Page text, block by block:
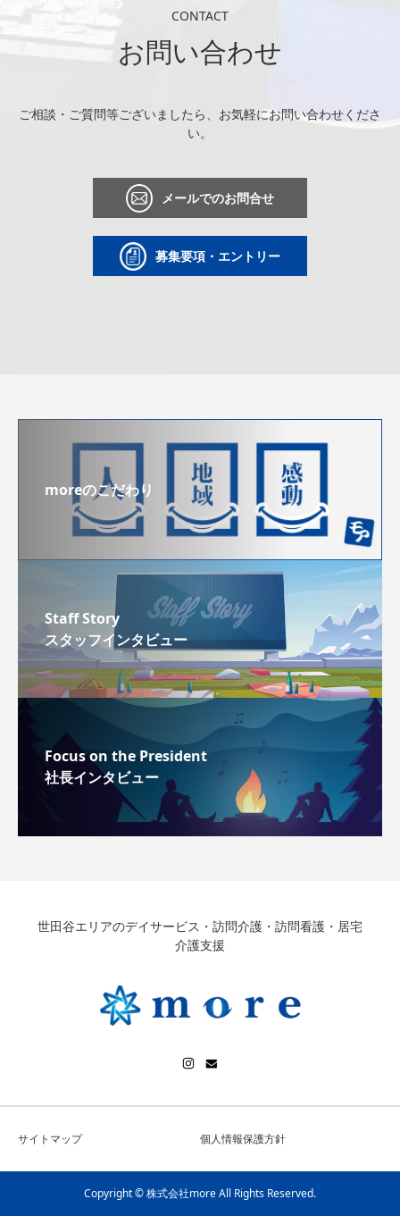
CONTACT
お問い合わせ
ご相談・ご質問等ございましたら、お気軽にお問い合わせくださ
い。
メールでのお問合せ
募集要項・エントリー
moreのこだわり
Staff Story
スタッフインタビュー
Focus on the President
社長インタビュー
世田谷エリアのデイサービス・訪問介護・訪問看護・居宅
介護支援
サイトマップ 個人情報保護方針
Copyright © 株式会社more All Rights Reserved.